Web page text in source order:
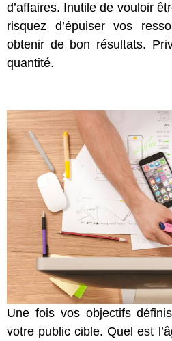
d’affaires. Inutile de vouloir
risquez d’épuiser vos
obtenir de bon résultats.
quantité.
Une fois vos objectifs
votre public cible. Quel est